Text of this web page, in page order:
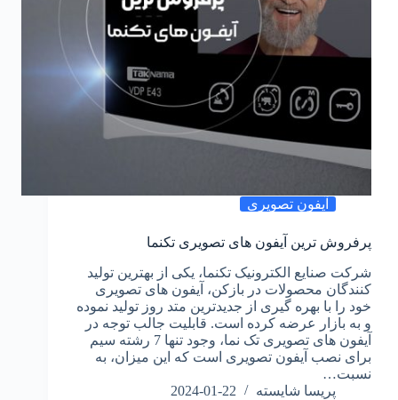
آیفون تصویری
پرفروش ترین آیفون های تصویری تکنما
شرکت صنایع الکترونیک تکنما، یکی از بهترین تولید
کنندگان محصولات در بازکن، آیفون های تصویری
خود را با بهره گیری از جدیدترین متد روز تولید نموده
و به بازار عرضه کرده است. قابلیت جالب توجه در
آیفون های تصویری تک نما، وجود تنها 7 رشته سیم
برای نصب آیفون تصویری است که این میزان، به
نسبت…
پریسا شایسته
2024-01-22